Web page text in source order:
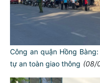
Công an quận Hồng
tự an toàn giao thông (08/